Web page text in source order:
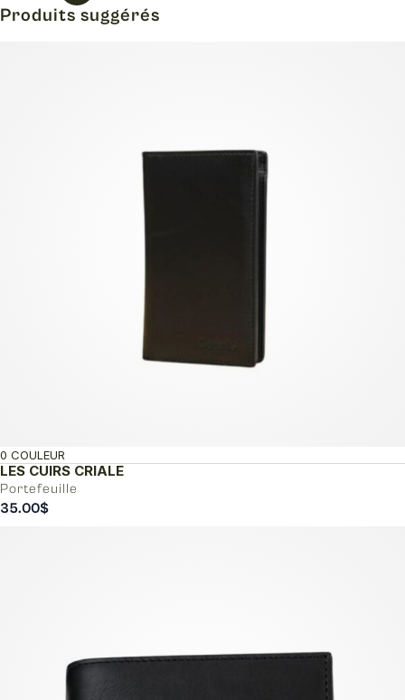
Produits suggérés
LES CUIRS CRIALE
Portefeuille
0 COULEUR
35.00$